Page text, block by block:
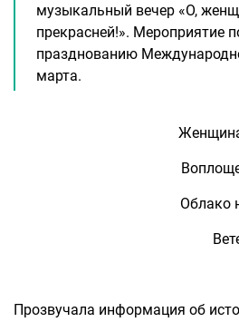
музыкальный вечер «О,
прекрасней!». Мероприятие
празднованию
марта.
Облако
Прозвучала информация об